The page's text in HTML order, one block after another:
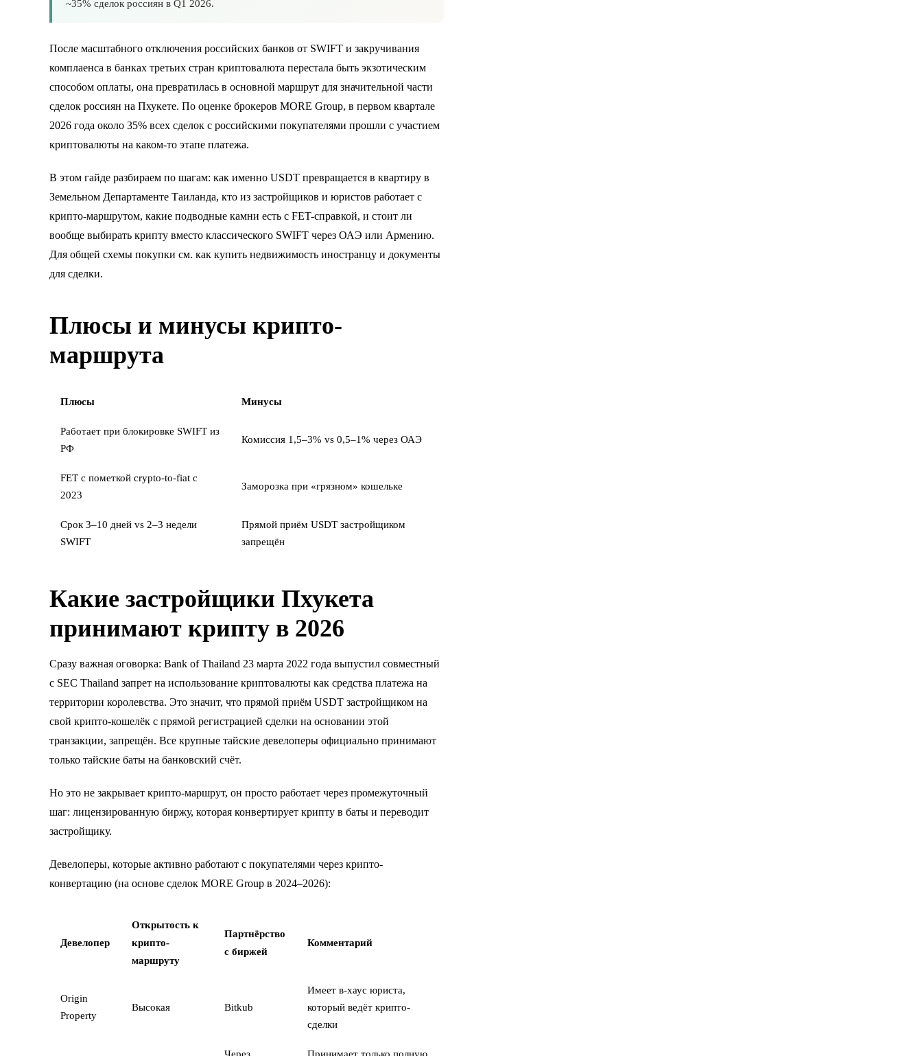
~35% сделок россиян в Q1 2026.
После масштабного отключения российских банков от SWIFT и закручивания
комплаенса в банках третьих стран криптовалюта перестала быть экзотическим
способом оплаты, она превратилась в основной маршрут для значительной части
сделок россиян на Пхукете. По оценке брокеров MORE Group, в первом квартале
2026 года около 35% всех сделок с российскими покупателями прошли с участием
криптовалюты на каком-то этапе платежа.
В этом гайде разбираем по шагам: как именно USDT превращается в квартиру в
Земельном Департаменте Таиланда, кто из застройщиков и юристов работает с
крипто-маршрутом, какие подводные камни есть с FET-справкой, и стоит ли
вообще выбирать крипту вместо классического SWIFT через ОАЭ или Армению.
Для общей схемы покупки см. как купить недвижимость иностранцу и документы
для сделки.
Плюсы и минусы крипто-
маршрута
Плюсы Минусы
Работает при блокировке SWIFT из
РФ
Комиссия 1,5–3% vs 0,5–1% через ОАЭ
FET с пометкой crypto-to-fiat с
2023
Заморозка при «грязном» кошельке
Срок 3–10 дней vs 2–3 недели
SWIFT
Прямой приём USDT застройщиком
запрещён
Какие застройщики Пхукета
принимают крипту в 2026
Сразу важная оговорка: Bank of Thailand 23 марта 2022 года выпустил совместный
с SEC Thailand запрет на использование криптовалюты как средства платежа на
территории королевства. Это значит, что прямой приём USDT застройщиком на
свой крипто-кошелёк с прямой регистрацией сделки на основании этой
транзакции, запрещён. Все крупные тайские девелоперы официально принимают
только тайские баты на банковский счёт.
Но это не закрывает крипто-маршрут, он просто работает через промежуточный
шаг: лицензированную биржу, которая конвертирует крипту в баты и переводит
застройщику.
Девелоперы, которые активно работают с покупателями через крипто-
конвертацию (на основе сделок MORE Group в 2024–2026):
Девелопер
Открытость к
крипто-
маршруту
Партнёрство
с биржей
Комментарий
Origin
Property
Высокая Bitkub
Имеет в-хаус юриста,
который ведёт крипто-
сделки
Через Принимает только полную